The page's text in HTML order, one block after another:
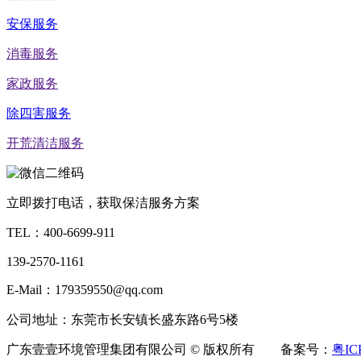
安保服务
消毒服务
家政服务
除四害服务
开荒清洁服务
立即拨打电话，获取保洁服务方案
TEL： 400-6699-911
139-2570-1161
E-Mail：179359550@qq.com
公司地址：东莞市长安镇长盛东路6号5楼
广东壹壹环境管理集团有限公司 © 版权所有 备案号： 粤